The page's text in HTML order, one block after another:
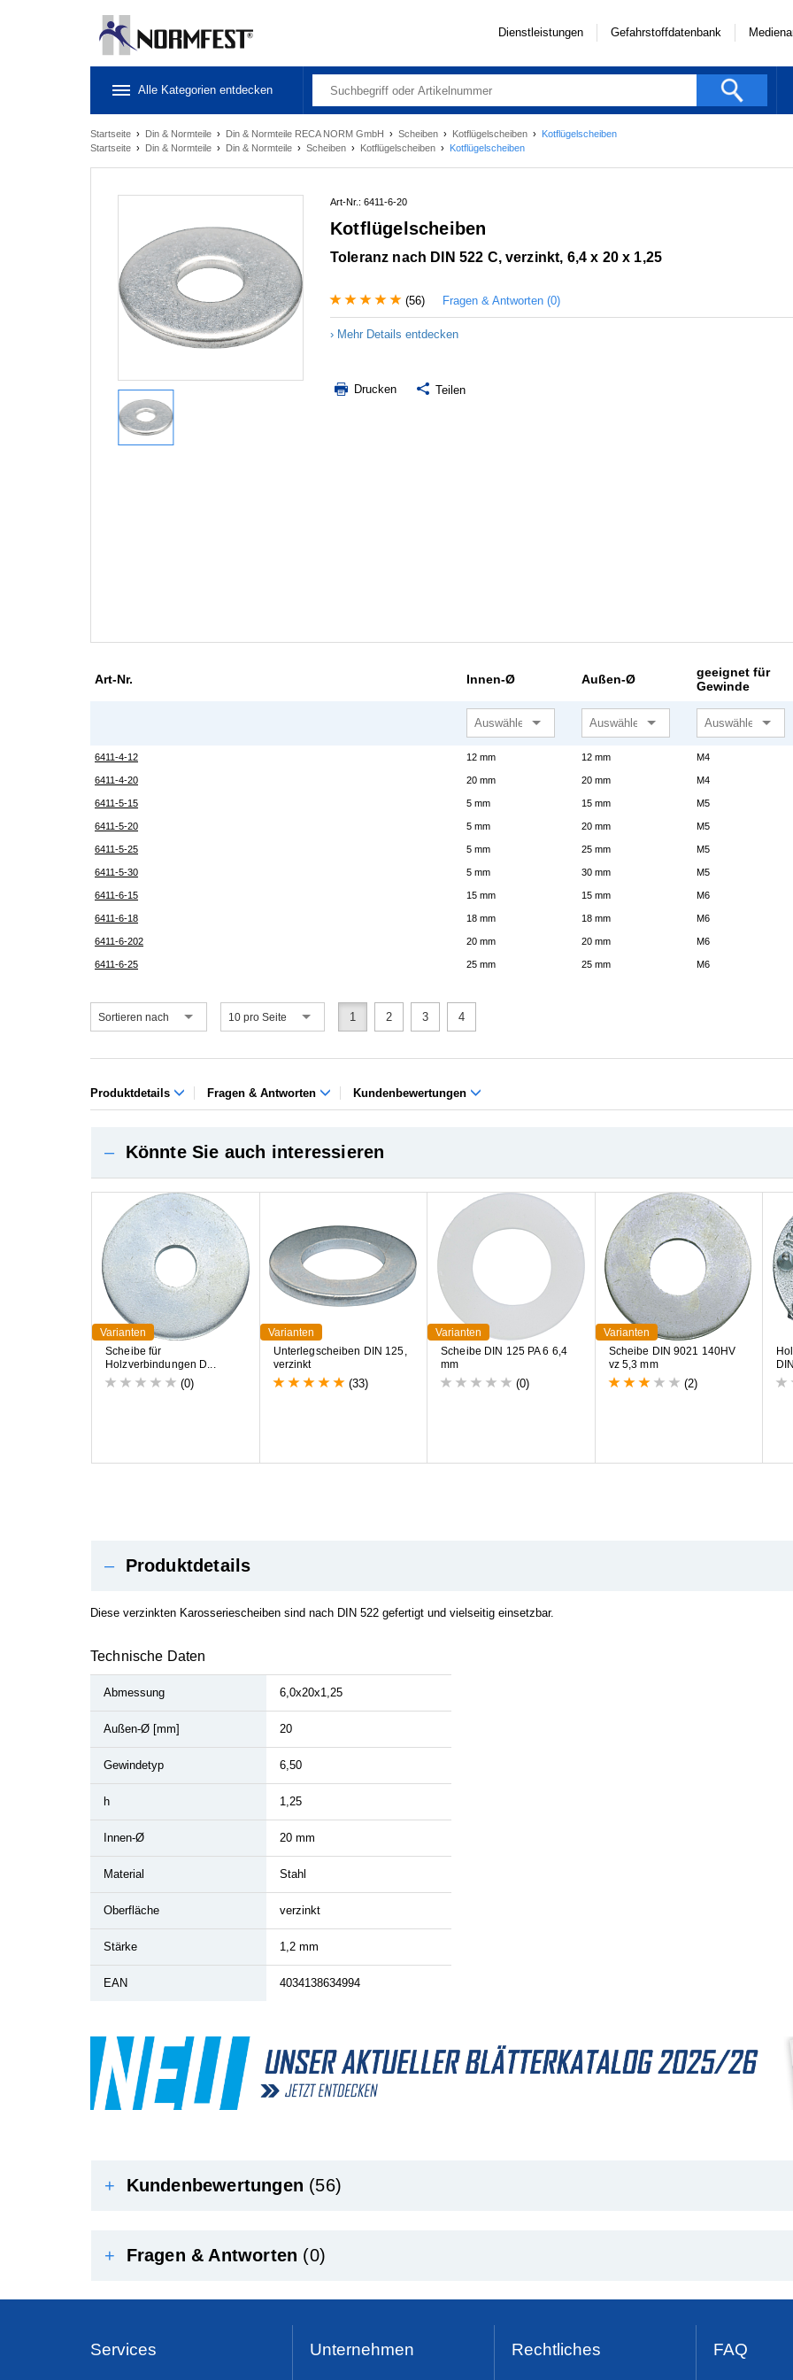
Dienstleistungen Gefahrstoffdatenbank
Alle Kategorien entdecken
Startseite › Din & Normteile › Din & Normteile RECA NORM GmbH › Scheiben › Kotflügelscheiben › Kotflügelscheiben
Startseite › Din & Normteile › Din & Normteile › Scheiben › Kotflügelscheiben › Kotflügelscheiben
Art-Nr.: 6411-6-20
Kotflügelscheiben
Toleranz nach DIN 522 C, verzinkt, 6,4 x 20 x 1,25
(56) Fragen & Antworten (0)
Mehr Details entdecken
Drucken Teilen
Art-Nr. Innen-Ø Außen-Ø
geeignet für
Gewinde
6411-4-12 12 mm 12 mm M4
6411-4-20 20 mm 20 mm M4
6411-5-15 5 mm 15 mm M5
6411-5-20 5 mm 20 mm M5
6411-5-25 5 mm 25 mm M5
6411-5-30 5 mm 30 mm M5
6411-6-15 15 mm 15 mm M6
6411-6-18 18 mm 18 mm M6
6411-6-202 20 mm 20 mm M6
6411-6-25 25 mm 25 mm M6
Sortieren nach 10 pro Seite 1 2 3 4
Produktdetails Fragen & Antworten Kundenbewertungen
– Könnte Sie auch interessieren
Varianten
Scheibe für
Ho lzverbindungen D...
(0)
Varianten
Unter legscheiben D N 125,
verzinkt
(33)
Varianten
Scheibe D N 125 PA 6 6,4
mm
(0)
Varianten
Scheibe D N 9021 140HV
vz 5,3 mm
(2)
Ho
D N
– Produktdetails
Diese verzinkten Karosseriescheiben sind nach DIN 522 gefertigt und vielseitig einsetzbar.
Technische Daten
Abmessung 6,0x20x1,25
Außen-Ø [mm] 20
Gewindetyp 6,50
h 1,25
Innen-Ø 20 mm
Material Stahl
Oberfläche verzinkt
Stärke 1,2 mm
EAN 4034138634994
+ Kundenbewertungen (56)
+ Fragen & Antworten (0)
Services Unternehmen Rechtliches FAQ